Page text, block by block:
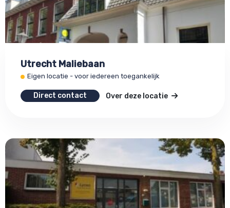
Utrecht Maliebaan
Eigen locatie - voor iedereen toegankelijk
Direct contact Over deze locatie